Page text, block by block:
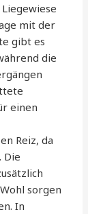
mit der
gibt es
die
einen
Reiz, da
Die
sorgen
In